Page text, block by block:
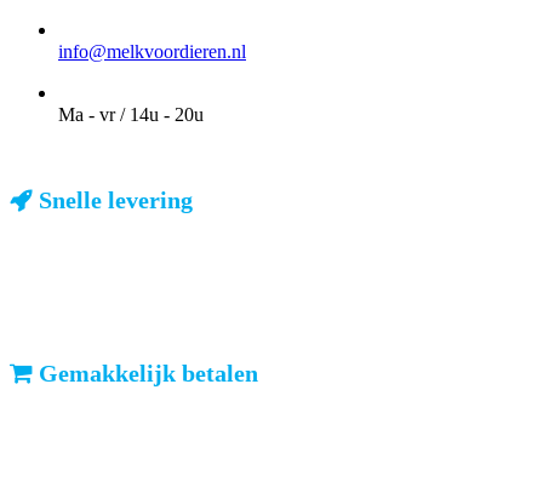
info@melkvoordieren.nl
Ma - vr / 14u - 20u
Snelle levering
Gemakkelijk betalen